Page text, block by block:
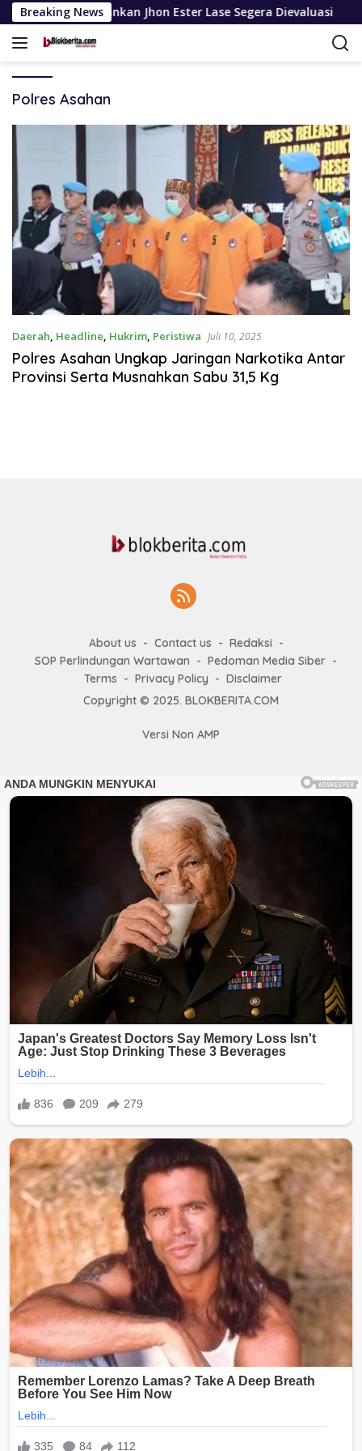
Langsung
ke
konten
Breaking News
Sarankan Jhon Ester Lase Segera Dievaluasi Pelajar
Polres Asahan
Daerah, Headline, Hukrim, Peristiwa Juli 10, 2025
Polres Asahan Ungkap Jaringan Narkotika Antar
Provinsi Serta Musnahkan Sabu 31,5 Kg
About us Contact us
Redaksi
SOP Perlindungan Wartawan
Pedoman Media Siber
Terms
Privacy Policy
Disclaimer
Copyright © 2025. BLOKBERITA.COM
Versi Non AMP